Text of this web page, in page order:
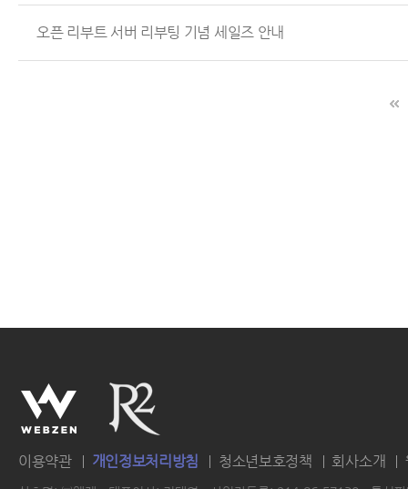
오픈 리부트 서버 리부팅 기념 세일즈 안내
이용약관 개인정보처리방침 청소년보호정책 회사소개